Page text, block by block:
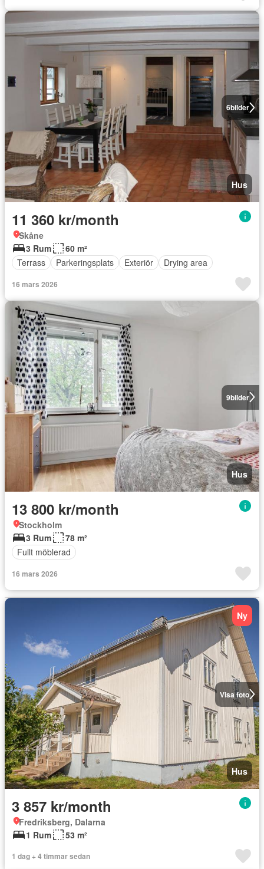
6bilder
Hus
11 360 kr/month
Skåne
3 Rum
60 m²
Terrass
Parkeringsplats Exteriör Drying area
16 mars 2026
9bilder
Hus
13 800 kr/month
Stockholm
3 Rum
78 m²
Fullt möblerad
16 mars 2026
Visa foto
Ny
Hus
3 857 kr/month
Fredriksberg, Dalarna
1 Rum
53 m²
1 dag + 4 timmar sedan